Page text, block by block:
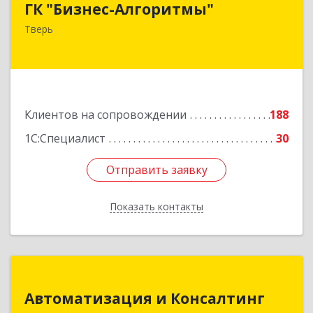
ГК "Бизнес-Алгоритмы"
Тверь
Клиентов на сопровождении
188
1С:Специалист
30
Отправить заявку
Показать контакты
170006, Тверская обл, Тверь г, Брагина ул, дом
Подробнее
Отправить заявку
Назад
Автоматизация и Консалтинг